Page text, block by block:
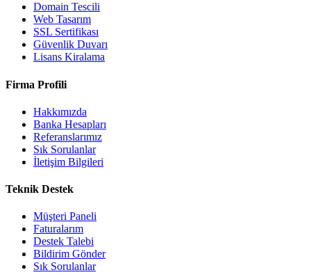
Domain Tescili
Web Tasarım
SSL Sertifikası
Güvenlik Duvarı
Lisans Kiralama
Firma Profili
Hakkımızda
Banka Hesapları
Referanslarımız
Sık Sorulanlar
İletişim Bilgileri
Teknik Destek
Müşteri Paneli
Faturalarım
Destek Talebi
Bildirim Gönder
Sık Sorulanlar